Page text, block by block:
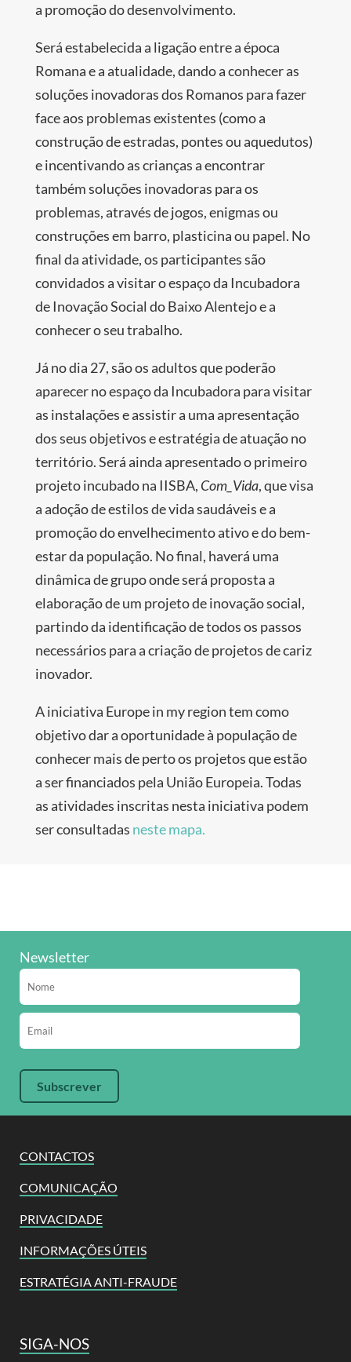
a promoção do desenvolvimento.
Será estabelecida a ligação entre a época
Romana e a atualidade, dando a conhecer as
soluções inovadoras dos Romanos para fazer
face aos problemas existentes (como a
construção de estradas, pontes ou aquedutos)
e incentivando as crianças a encontrar
também soluções inovadoras para os
problemas, através de jogos, enigmas ou
construções em barro, plasticina ou papel. No
final da atividade, os participantes são
convidados a visitar o espaço da Incubadora
de Inovação Social do Baixo Alentejo e a
conhecer o seu trabalho.
Já no dia 27, são os adultos que poderão
aparecer no espaço da Incubadora para visitar
as instalações e assistir a uma apresentação
dos seus objetivos e estratégia de atuação no
território. Será ainda apresentado o primeiro
projeto incubado na IISBA, Com_Vida, que visa
a adoção de estilos de vida saudáveis e a
promoção do envelhecimento ativo e do bem-
estar da população. No final, haverá uma
dinâmica de grupo onde será proposta a
elaboração de um projeto de inovação social,
partindo da identificação de todos os passos
necessários para a criação de projetos de cariz
inovador.
A iniciativa Europe in my region tem como
objetivo dar a oportunidade à população de
conhecer mais de perto os projetos que estão
a ser financiados pela União Europeia. Todas
as atividades inscritas nesta iniciativa podem
ser consultadas neste mapa.
CONTACTOS
COMUNICAÇÃO
PRIVACIDADE
INFORMAÇÕES ÚTEIS
ESTRATÉGIA ANTI-FRAUDE
SIGA-NOS
Newsletter